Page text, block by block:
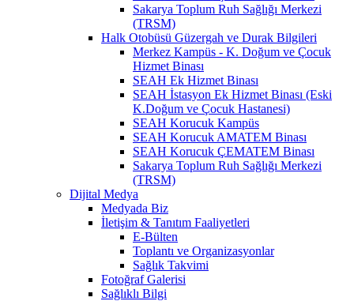
Sakarya Toplum Ruh Sağlığı Merkezi
(TRSM)
Halk Otobüsü Güzergah ve Durak Bilgileri
Merkez Kampüs - K. Doğum ve Çocuk
Hizmet Binası
SEAH Ek Hizmet Binası
SEAH İstasyon Ek Hizmet Binası (Eski
K.Doğum ve Çocuk Hastanesi)
SEAH Korucuk Kampüs
SEAH Korucuk AMATEM Binası
SEAH Korucuk ÇEMATEM Binası
Sakarya Toplum Ruh Sağlığı Merkezi
(TRSM)
Dijital Medya
Medyada Biz
İletişim & Tanıtım Faaliyetleri
E-Bülten
Toplantı ve Organizasyonlar
Sağlık Takvimi
Fotoğraf Galerisi
Sağlıklı Bilgi